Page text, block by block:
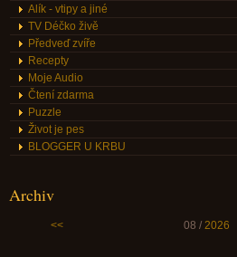
Alík - vtipy a jiné
TV Déčko živě
Předveď zvíře
Recepty
Moje Audio
Čtení zdarma
Puzzle
Život je pes
BLOGGER U KRBU
Archiv
<< 08 / 2026